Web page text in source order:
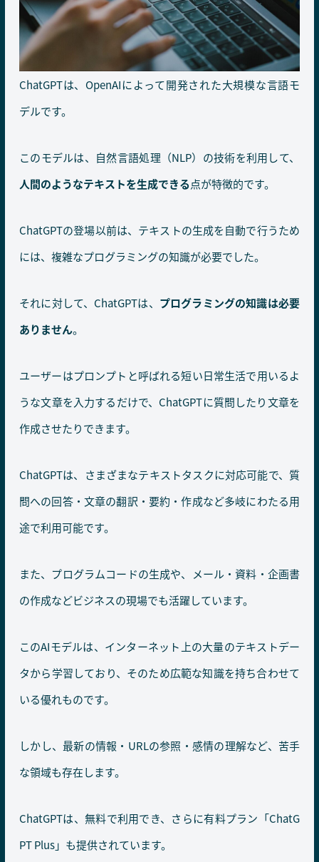
ChatGPTは、OpenAIによって開発された大規模な言語モ
デルです。
このモデルは、自然言語処理（NLP）の技術を利用して、
人間のようなテキストを生成できる点が特徴的です。
ChatGPTの登場以前は、テキストの生成を自動で行うため
には、複雑なプログラミングの知識が必要でした。
それに対して、ChatGPTは、 プログラミングの知識は必要
ありません。
ユーザーはプロンプトと呼ばれる短い日常生活で用いるよ
うな文章を入力するだけで、ChatGPTに質問したり文章を
作成させたりできます。
ChatGPTは、さまざまなテキストタスクに対応可能で、質
問への回答・文章の翻訳・要約・作成など多岐にわたる用
途で利用可能です。
また、プログラムコードの生成や、メール・資料・企画書
の作成などビジネスの現場でも活躍しています。
このAIモデルは、インターネット上の大量のテキストデー
タから学習しており、そのため広範な知識を持ち合わせて
いる優れものです。
しかし、最新の情報・URLの参照・感情の理解など、苦手
な領域も存在します。
ChatGPTは、無料で利用でき、さらに有料プラン「ChatG
PT Plus」も提供されています。